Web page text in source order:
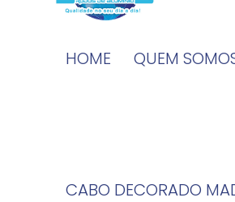
HOME QUEM
CABO DECORADO